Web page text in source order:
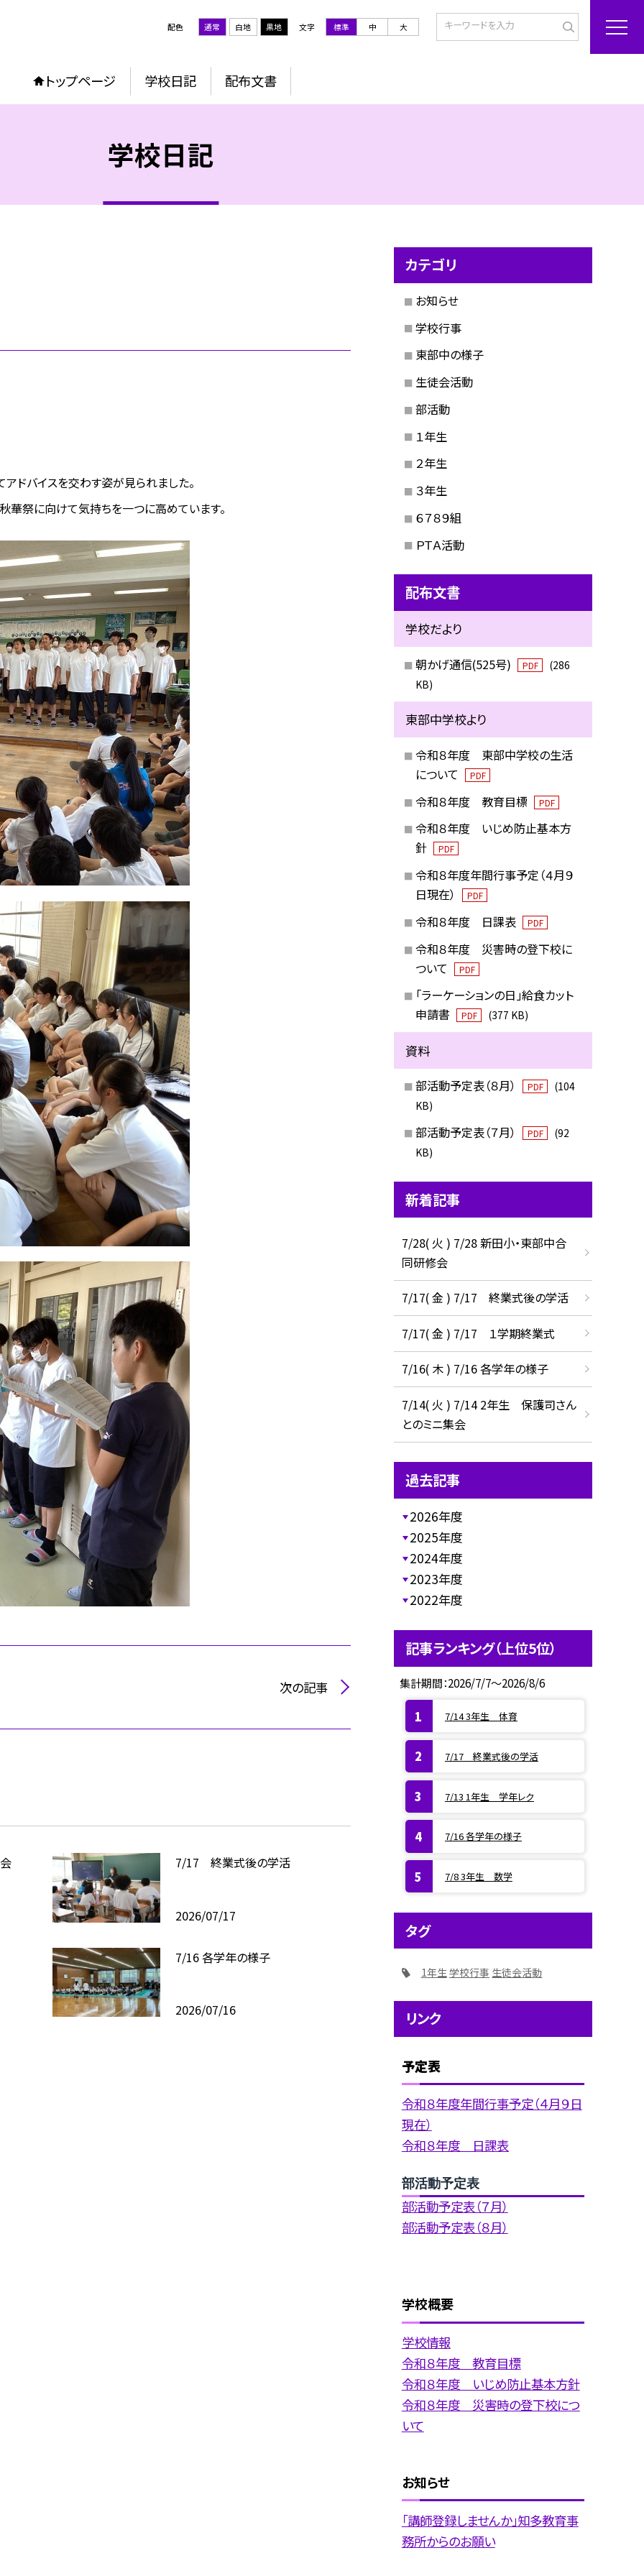
配色 通常 白地 黒地 文字 標準 中 大
トップページ 学校日記 配布文書
学校日記
ドバイスを交わす姿が見られました。
華祭に向けて気持ちを一つに高めています。
次の記事
7/17 終業式後の学活
2026/07/17
7/16 各学年の様子
2026/07/16
カテゴリ
お知らせ
学校行事
東部中の様子
生徒会活動
部活動
１年生
２年生
３年生
６７８９組
ＰＴＡ活動
配布文書
学校だより
朝かげ通信(525号) PDF
(286
KB)
東部中学校より
令和８年度 東部中学校の生活
について
PDF
令和８年度 教育目標 PDF
令和８年度 いじめ防止基本方
針
PDF
令和８年度年間行事予定（４月９
日現在）
PDF
令和８年度 日課表 PDF
令和８年度 災害時の登下校に
ついて
PDF
「ラーケーションの日」給食カット
申請書
PDF (377 KB)
資料
部活動予定表（８月） PDF
(104
KB)
部活動予定表（７月） PDF
(92
KB)
新着記事
7/28( 火 ) 7/28 新田小・東部中合
同研修会
7/17( 金 ) 7/17 終業式後の学活
7/17( 金 ) 7/17 １学期終業式
7/16( 木 ) 7/16 各学年の様子
7/14( 火 ) 7/14 2年生 保護司さん
とのミニ集会
過去記事
2026年度
2025年度
2024年度
2023年度
2022年度
記事ランキング（上位5位）
集計期間：2026/7/7～2026/8/6
7/14 3年生 体育
7/17 終業式後の学活
7/13 1年生 学年レク
7/16 各学年の様子
7/8 3年生 数学
タグ
1年生 学校行事 生徒会活動
リンク
予定表
令和８年度年間行事予定（４月９日
現在）
令和８年度 日課表
部活動予定表
部活動予定表（７月）
部活動予定表（８月）
学校概要
学校情報
令和８年度 教育目標
令和８年度 いじめ防止基本方針
令和８年度 災害時の登下校につ
いて
お知らせ
「講師登録しませんか」知多教育事
務所からのお願い